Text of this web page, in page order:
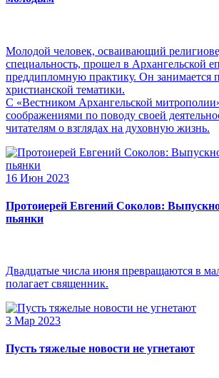
Молодой человек, осваивающий
специальность, прошел в Архангельской
преддипломную практику. Он занимается
христианской тематики.
С «Вестником Архангельской
соображениями по поводу своей
читателям о взглядах на духовную жизнь.
16 Июн 2023
Протоиерей Евгений Соколов:
пьянки
Двадцатые числа июня превращаются в
полагает священник.
3 Мар 2023
Пусть тяжелые новости не угнетают